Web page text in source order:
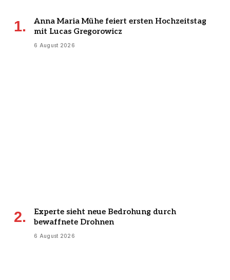
Anna Maria Mühe feiert ersten Hochzeitstag
mit Lucas Gregorowicz
6 August 2026
Experte sieht neue Bedrohung durch
bewaffnete Drohnen
6 August 2026